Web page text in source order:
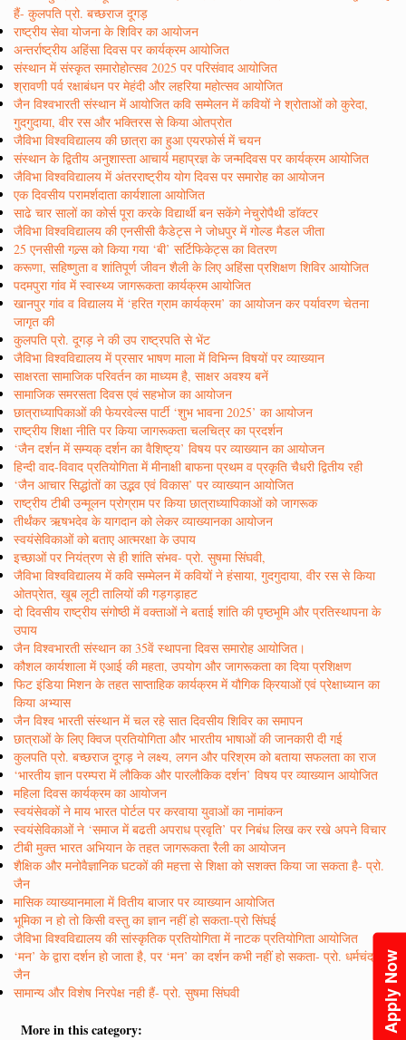
Apply Now
हैं- कुलपति प्रो. बच्छराज दूगड़
राष्ट्रीय सेवा योजना के शिविर का आयोजन
अन्तर्राष्ट्रीय अहिंसा दिवस पर कार्यक्रम आयोजित
संस्थान में संस्कृत समारोहोत्सव 2025 पर परिसंवाद आयोजित
श्रावणी पर्व रक्षाबंधन पर मेहंदी और लहरिया महोत्सव आयोजित
जैन विश्वभारती संस्थान में आयोजित कवि सम्मेलन में कवियों ने श्रोताओं को कुरेदा,
गुदगुदाया, वीर रस और भक्तिरस से किया ओतप्रोत
जैविभा विश्वविद्यालय की छात्रा का हुआ एयरफोर्स में चयन
संस्थान के द्वितीय अनुशास्ता आचार्य महाप्रज्ञ के जन्मदिवस पर कार्यक्रम आयोजित
जैविभा विश्वविद्यालय में अंतरराष्ट्रीय योग दिवस पर समारोह का आयोजन
एक दिवसीय परामर्शदाता कार्यशाला आयोजित
साढे चार सालों का कोर्स पूरा करके विद्यार्थी बन सकेंगे नेचुरोपैथी डाॅक्टर
जैविभा विश्वविद्यालय की एनसीसी कैडेट्स ने जोधपुर में गोल्ड मैडल जीता
25 एनसीसी गल्र्स को किया गया ‘बी’ सर्टिफिकेट्स का वितरण
करूणा, सहिष्णुता व शांतिपूर्ण जीवन शैली के लिए अहिंसा प्रशिक्षण शिविर आयोजित
पदमपुरा गांव में स्वास्थ्य जागरूकता कार्यक्रम आयोजित
खानपुर गांव व विद्यालय में ‘हरित ग्राम कार्यक्रम’ का आयोजन कर पर्यावरण चेतना
जागृत की
कुलपति प्रो. दूगड़ ने की उप राष्ट्रपति से भेंट
जैविभा विश्वविद्यालय में प्रसार भाषण माला में विभिन्न विषयों पर व्याख्यान
साक्षरता सामाजिक परिवर्तन का माध्यम है, साक्षर अवश्य बनें
सामाजिक समरसता दिवस एवं सहभोज का आयोजन
छात्राध्यापिकाओं की फेयरवेल्स पार्टी ‘शुभ भावना 2025’ का आयोजन
राष्ट्रीय शिक्षा नीति पर किया जागरूकता चलचित्र का प्रदर्शन
‘जैन दर्शन में सम्यक् दर्शन का वैशिष्ट्य’ विषय पर व्याख्यान का आयोजन
हिन्दी वाद-विवाद प्रतियोगिता में मीनाक्षी बाफना प्रथम व प्रकृति चैधरी द्वितीय रही
‘जैन आचार सिद्धांतों का उद्भव एवं विकास’ पर व्याख्यान आयोजित
राष्ट्रीय टीबी उन्मूलन प्रोग्राम पर किया छात्राध्यापिकाओं को जागरूक
तीर्थंकर ऋषभदेव के यागदान को लेकर व्याख्यानका आयोजन
स्वयंसेविकाओं को बताए आत्मरक्षा के उपाय
इच्छाओं पर नियंत्रण से ही शांति संभव- प्रो. सुषमा सिंघवी,
जैविभा विश्वविद्यालय में कवि सम्मेलन में कवियों ने हंसाया, गुदगुदाया, वीर रस से किया
ओतप्रेात, खूब लूटी तालियों की गड़गड़ाहट
दो दिवसीय राष्ट्रीय संगोष्ठी में वक्ताओं ने बताई शांति की पृष्ठभूमि और प्रतिस्थापना के
उपाय
जैन विश्वभारती संस्थान का 35वें स्थापना दिवस समारोह आयोजित।
कौशल कार्यशाला में एआई की महता, उपयोग और जागरूकता का दिया प्रशिक्षण
फिट इंडिया मिशन के तहत साप्ताहिक कार्यक्रम में यौगिक क्रियाओं एवं प्रेक्षाध्यान का
किया अभ्यास
जैन विश्व भारती संस्थान में चल रहे सात दिवसीय शिविर का समापन
छात्राओं के लिए क्विज प्रतियोगिता और भारतीय भाषाओं की जानकारी दी गई
कुलपति प्रो. बच्छराज दूगड़ ने लक्ष्य, लगन और परिश्रम को बताया सफलता का राज
‘भारतीय ज्ञान परम्परा में लौकिक और पारलौकिक दर्शन’ विषय पर व्याख्यान आयोजित
महिला दिवस कार्यक्रम का आयोजन
स्वयंसेवकों ने माय भारत पोर्टल पर करवाया युवाओं का नामांकन
स्वयंसेविकाओं ने ‘समाज में बढती अपराध प्रवृति’ पर निबंध लिख कर रखे अपने विचार
टीबी मुक्त भारत अभियान के तहत जागरूकता रैली का आयोजन
शैक्षिक और मनोवैज्ञानिक घटकों की महत्ता से शिक्षा को सशक्त किया जा सकता है- प्रो.
जैन
मासिक व्याख्यानमाला में वितीय बाजार पर व्याख्यान आयोजित
भूमिका न हो तो किसी वस्तु का ज्ञान नहीं हो सकता-प्रो सिंघई
जैविभा विश्वविद्यालय की सांस्कृतिक प्रतियोगिता में नाटक प्रतियोगिता आयोजित
‘मन’ के द्वारा दर्शन हो जाता है, पर ‘मन’ का दर्शन कभी नहीं हो सकता- प्रो. धर्मचंद
जैन
सामान्य और विशेष निरपेक्ष नही हैं- प्रो. सुषमा सिंघवी
More in this category: